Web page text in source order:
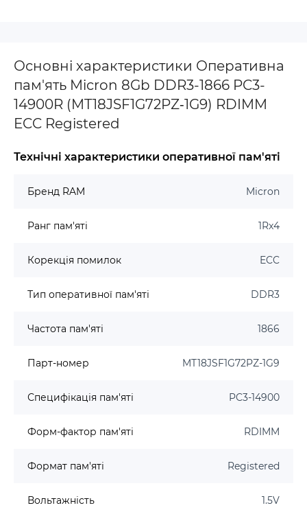
Основні характеристики Оперативна
пам'ять Micron 8Gb DDR3-1866 PC3-
14900R (MT18JSF1G72PZ‐1G9) RDIMM
ECC Registered
Технічні характеристики оперативної пам'яті
Бренд RAM Micron
Ранг пам'яті 1Rx4
Корекція помилок ECC
Тип оперативної пам'яті DDR3
Частота пам'яті 1866
Парт-номер MT18JSF1G72PZ-1G9
Специфікація пам'яті PC3-14900
Форм-фактор пам'яті RDIMM
Формат пам'яті Registered
Вольтажність 1.5V